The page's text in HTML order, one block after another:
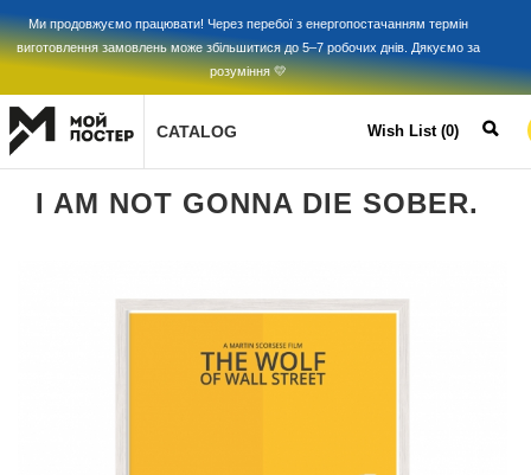
Ми продовжуємо працювати! Через перебої з енергопостачанням термін
виготовлення замовлень може збільшитися до 5–7 робочих днів. Дякуємо за
розуміння 💛
CATALOG Wish List (0)
I AM NOT GONNA DIE SOBER.